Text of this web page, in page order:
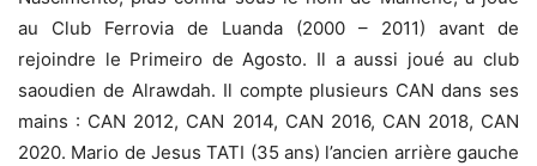
au Club Ferrovia de Luanda (2000 – 2011) avant de
rejoindre le Primeiro de Agosto. Il a aussi joué au club
saoudien de Alrawdah. Il compte plusieurs CAN dans ses
mains : CAN 2012, CAN 2014, CAN 2016, CAN 2018, CAN
2020. Mario de Jesus TATI (35 ans) l’ancien arrière gauche